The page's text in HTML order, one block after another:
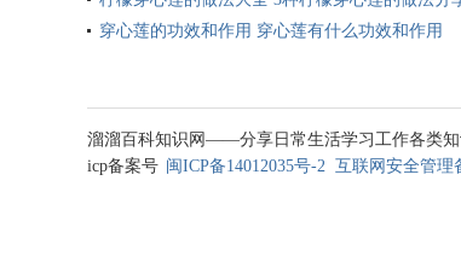
穿心莲的功效和作用 穿心莲有什么功效和作用
溜溜百科知识网——分享日常生活学习工作各类知
icp备案号 闽ICP备14012035号-2 互联网安全管理